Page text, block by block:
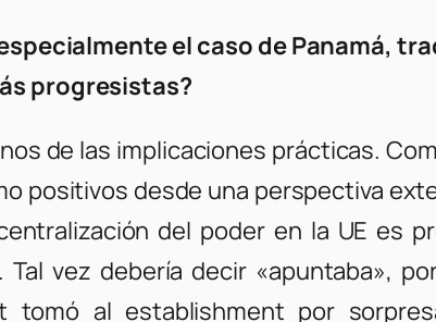
el caso de Panamá,
progresistas?
de las implicaciones prácticas.
positivos desde una perspectiva
del poder en la UE es
vez debería decir «apuntaba»,
al establishment por